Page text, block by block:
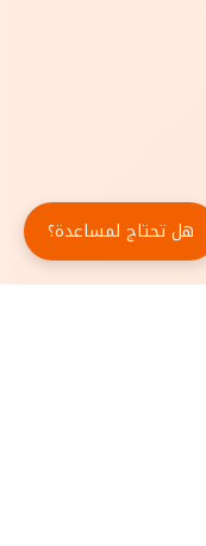
هل تحتاج لمساعدة؟